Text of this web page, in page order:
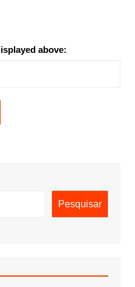
above:
Pesquisar